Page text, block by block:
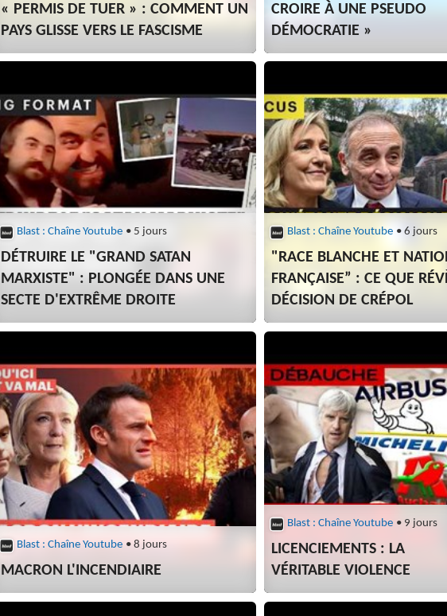
« PERMIS DE TUER » : COMMENT UN
PAYS GLISSE VERS LE FASCISME
CROIRE À UNE PSEUDO
DÉMOCRATIE »
Blast : Chaîne Youtube • 5 jours
DÉTRUIRE LE "GRAND SATAN
MARXISTE" : PLONGÉE DANS UNE
SECTE D'EXTRÊME DROITE
Blast : Chaîne Youtube • 6 jours
"RACE BLANCHE ET
FRANÇAISE” : CE QUE
DÉCISION DE CRÉPOL
Blast : Chaîne Youtube • 8 jours
MACRON L'INCENDIAIRE
Blast : Chaîne Youtube • 9 jours
LICENCIEMENTS : LA
VÉRITABLE VIOLENCE